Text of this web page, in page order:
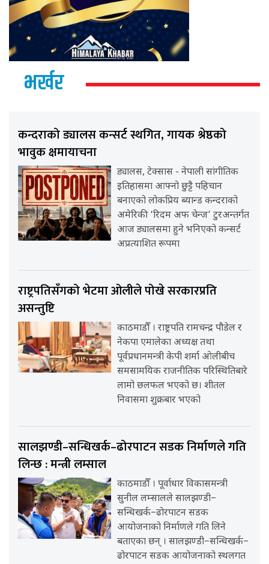
भर्खर
कन्दराको ड्यालस कन्सर्ट स्थगित, गायक श्रेष्ठको
भावुक क्षमायाचना
ड्यालस, टेक्सास - नेपाली सांगीतिक
इतिहासमा आफ्नो छुट्टै पहिचान
बनाएको लोकप्रिय ब्यान्ड कन्दराको
अमेरिकी ‘रिदम अफ चेन्ज’ टुरअन्तर्गत
आज ड्यालसमा हुने भनिएको कन्सर्ट
अप्रत्याशित रूपमा
राष्ट्रपतिसँगको भेटमा ओलीले पोखे सरकारप्रति
असन्तुष्टि
काठमाडौँ । राष्ट्रपति रामचन्द्र पौडेल र
नेकपा एमालेका अध्यक्ष तथा
पूर्वप्रधानमन्त्री केपी शर्मा ओलीबीच
समसामयिक राजनीतिक परिस्थितिबारे
लामो छलफल भएको छ। शीतल
निवासमा शुक्रबार भएको
सालझण्डी–सन्धिखर्क–ढोरपाटन सडक निर्माणले गति
लिन्छ : मन्त्री लम्साल
काठमाडौँ । पूर्वाधार विकासमन्त्री
सुनील लम्सालले सालझण्डी–
सन्धिखर्क–ढोरपाटन सडक
आयोजनाको निर्माणले गति लिने
बताएका छन् । सालझण्डी–सन्धिखर्क–
ढोरपाटन सडक आयोजनाको स्थलगत